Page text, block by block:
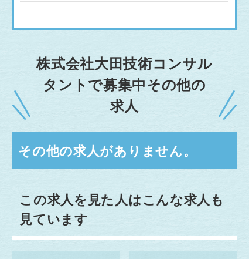
株式会社大田技術コンサル
タントで募集中その他の
求人
その他の求人がありません。
この求人を見た人はこんな求人も
見ています